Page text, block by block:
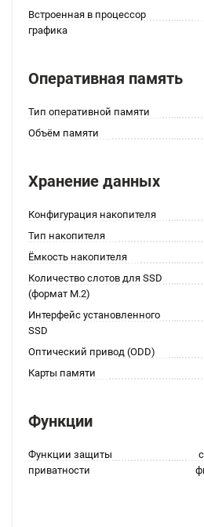
Встроенная в процессор
графика
Оперативная память
Тип оперативной памяти
Объём памяти
Хранение данных
Конфигурация накопителя
Тип накопителя
Ёмкость накопителя
Количество слотов для SSD
(формат M.2)
Интерфейс установленного
SSD
Оптический привод (ODD)
Карты памяти
Функции
Функции защиты
приватности